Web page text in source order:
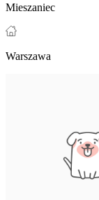
Mieszaniec
Warszawa